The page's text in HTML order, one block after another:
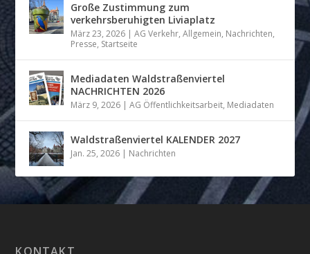
Große Zustimmung zum
verkehrsberuhigten Liviaplatz
März 23, 2026 |AG Verkehr,Allgemein, Nachrichten,
Presse, Startseite
Mediadaten Waldstraßenviertel
NACHRICHTEN 2026
März 9, 2026 |AG Öffentlichkeitsarbeit, Mediadaten
Waldstraßenviertel KALENDER 2027
Jan. 25, 2026 | Nachrichten